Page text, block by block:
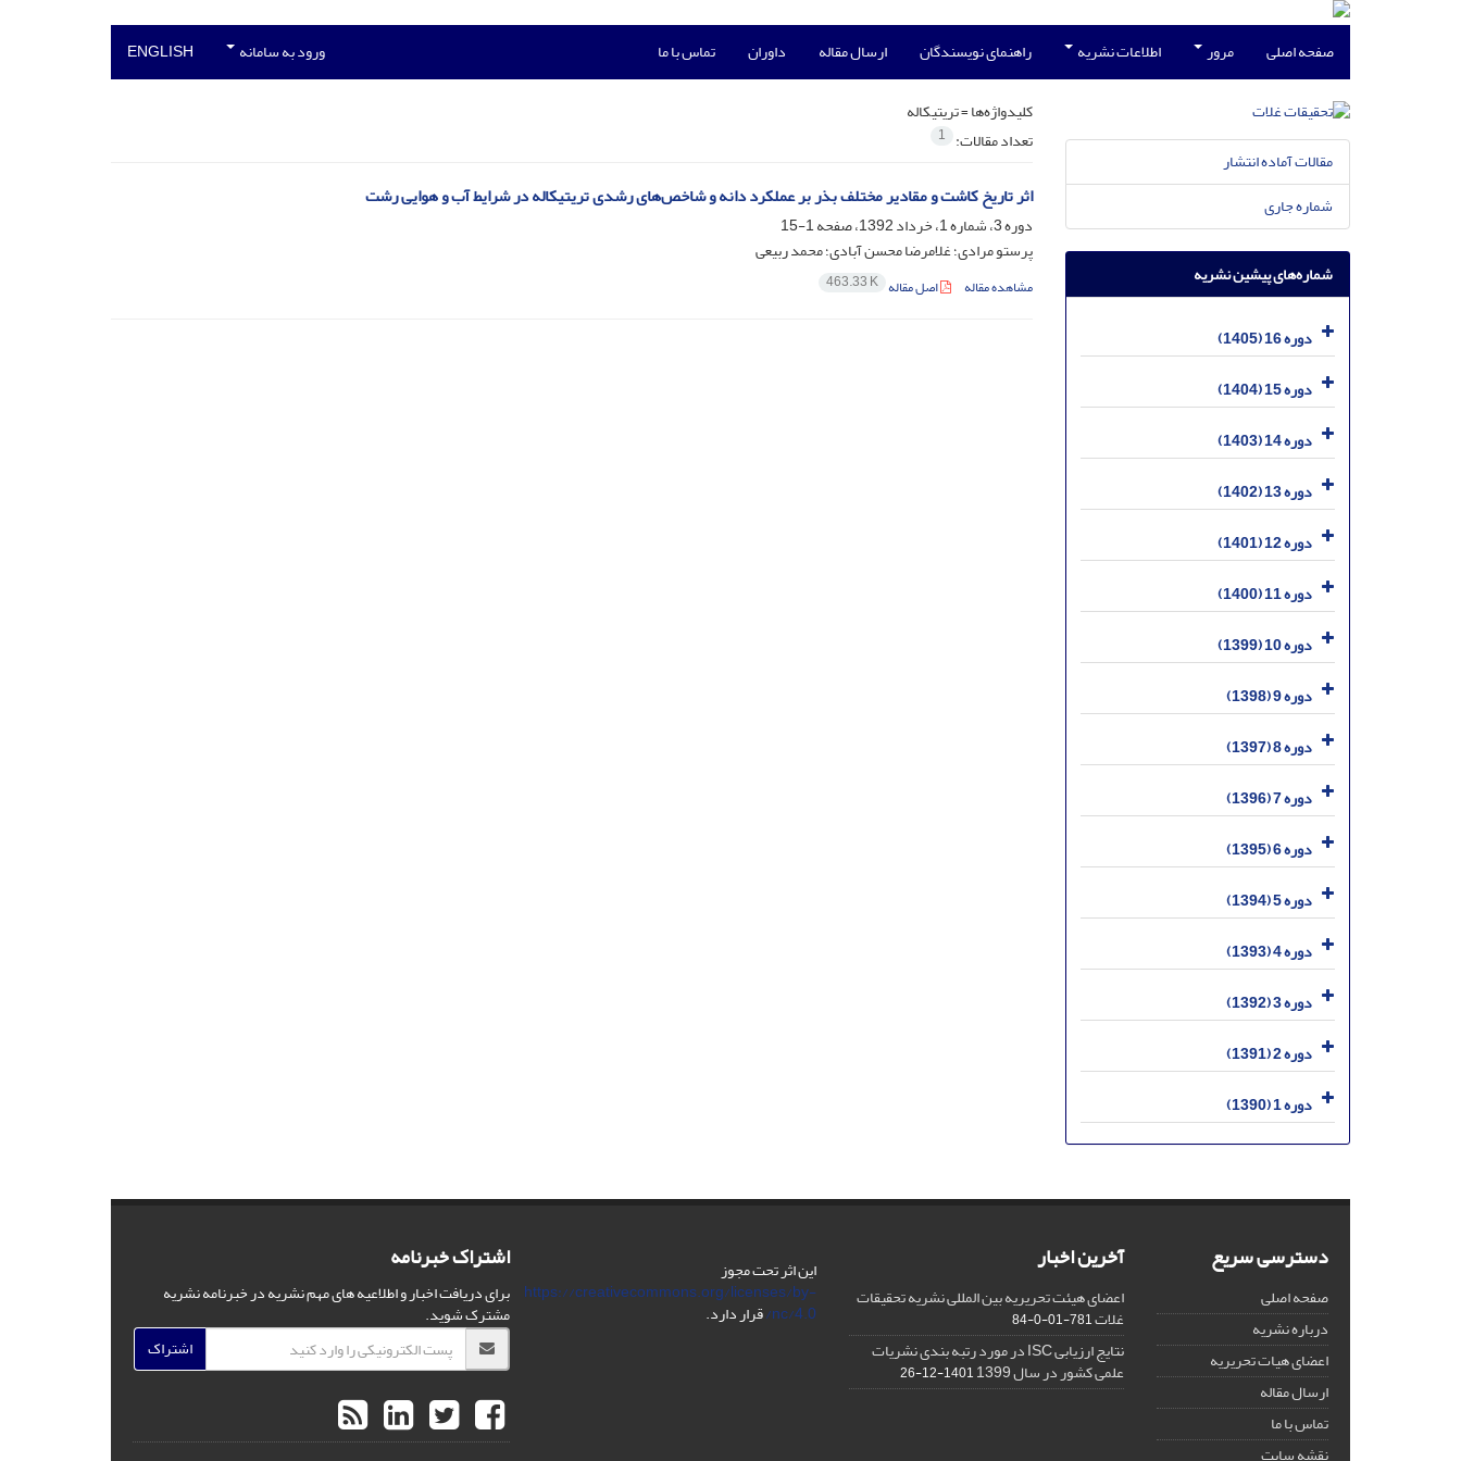
صفحه اصلی مرور اطلاعات نشریه راهنمای نویسندگان ارسال مقاله داوران تماس با ما ورود به سامانه ENGLISH
کلیدواژه‌ها =تریتیکاله
تعداد مقالات: 1
اثر تاریخ کاشت و مقادیر مختلف بذر بر عملکرد دانه و شاخص‌های رشدی تریتیکاله در شرایط آب و هوایی رشت
دوره 3، شماره 1، خرداد 1392، صفحه
1-15
پرستو مرادی؛ غلامرضا محسن آبادی؛ محمد ربیعی
مشاهده مقاله اصل مقاله 463.33 K
مقالات آماده انتشار
شماره جاری
شماره‌های پیشین نشریه
دوره 16 (1405)
دوره 15 (1404)
دوره 14 (1403)
دوره 13 (1402)
دوره 12 (1401)
دوره 11 (1400)
دوره 10 (1399)
دوره 9 (1398)
دوره 8 (1397)
دوره 7 (1396)
دوره 6 (1395)
دوره 5 (1394)
دوره 4 (1393)
دوره 3 (1392)
دوره 2 (1391)
دوره 1 (1390)
دسترسی سریع
صفحه اصلی
درباره نشریه
اعضای هیات تحریریه
ارسال مقاله
تماس با ما
نقشه سایت
آخرین اخبار
اعضای هیئت تحریریه بین المللی نشریه تحقیقات
غلات781-01-0-84
نتایج ارزیابی ISC در مورد رتبه بندی نشریات
علمی کشور در سال 1399 1401-12-26
این اثر تحت مجوز
https://creativecommons.org/licenses/by-
nc/4.0/ قرار دارد.
اشتراک خبرنامه
برای دریافت اخبار و اطلاعیه های مهم نشریه در خبرنامه نشریه
مشترک شوید.
اشتراک